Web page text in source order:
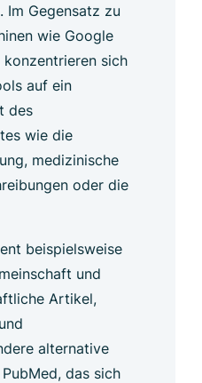
Im Gegensatz zu
wie Google
sich
auf ein
des
wie die
medizinische
oder die
beispielsweise
und
Artikel,
alternative
das sich